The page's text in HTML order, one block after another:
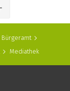
Bürgeramt
Mediathek